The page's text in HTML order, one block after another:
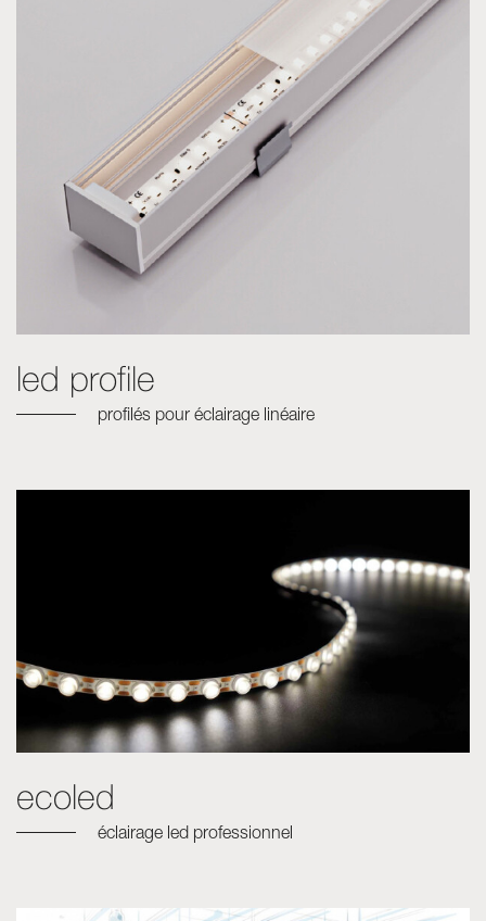
Skyled - Luminaires sur mesure
Neolight - Luminaires techniques de design
Systèmes modulaires linéaires et courbes
Rail triphasé (230V)
Rail mini 24V
Spots et Downlights
Caissons lumineux avec façade textile
Panneaux lumineux et Plexiled
led profile
profilés pour éclairage linéaire
ecoled
éclairage led professionnel